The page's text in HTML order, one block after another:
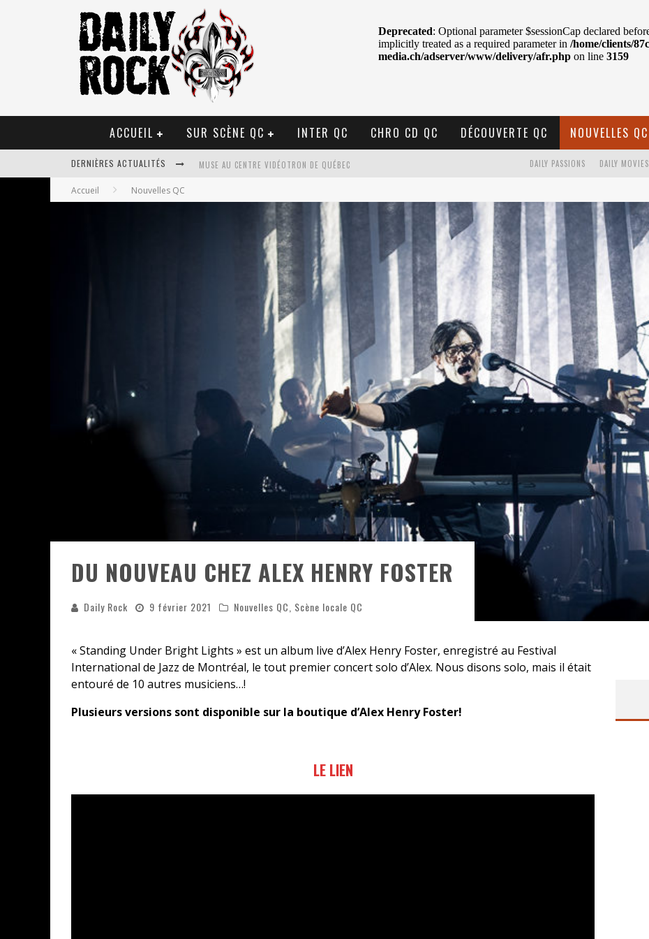
ACCUEIL SUR SCÈNE QC INTER QC CHRO CD QC DÉCOUVERTE QC NOUVELLES QC
DERNIÈRES ACTUALITÉS MUSE AU CENTRE VIDÉOTRON DE QUÉBEC
JOURNEY AU CENTRE VIDÉOTRON : SAME OR SEPARATE WAYS?
LA TRAGÉDIE SORT DE LA NOUVELLE MUSIQUE
TOVE LO ÉTAIT DE PASSAGE AU MTELUS
LES DANSEURS ÉTOILES PARASITENT TON CIEL
JEFF MARTIN AU CORONA DE MONTRÉAL
ON VA SE LE DIRE, SWORD EST DE RETOUR
LA COMPIL’ ZOO DE SLAM DISQUES EST DE RETOUR
LES RÊVES SONT FAITS POUR ÊTRE RÉALISÉS
DEATH NOTE SILENCE - COLLIDE AND COLLAPSE
ÉNORME SUCCÈS POUR MUSE ET SES SHOWS AU QUÉBEC
DAILY MOVIES
DAILY PASSIONS
Accueil Nouvelles QC
DU NOUVEAU CHEZ ALEX HENRY FOSTER
Daily Rock 9 février 2021 Nouvelles QC Scène locale QC
« Standing Under Bright Lights » est un album live d’Alex Henry Foster, enregistré au Festival
International de Jazz de Montréal, le tout premier concert solo d’Alex. Nous disons solo, mais il était
entouré de 10 autres musiciens…!
Plusieurs versions sont disponible sur la boutique d’Alex Henry Foster!
LE LIEN